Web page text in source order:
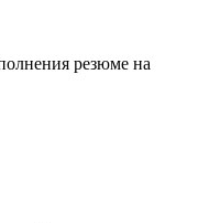
резюме на